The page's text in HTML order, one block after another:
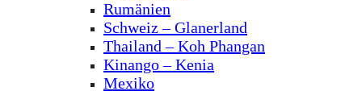
Rumänien
Schweiz – Glanerland
Thailand – Koh Phangan
Kinango – Kenia
Mexiko